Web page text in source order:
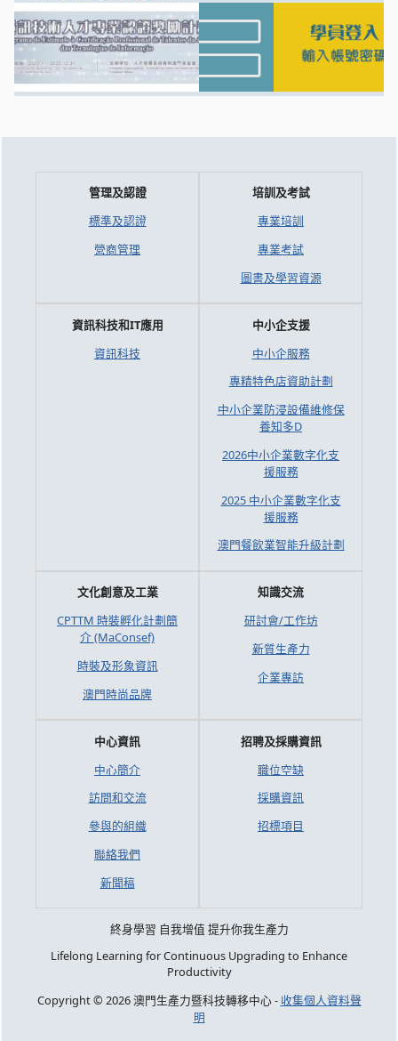
管理及認證
標準及認證
營商管理
培訓及考試
專業培訓
專業考試
圖書及學習資源
資訊科技和IT應用
資訊科技
中小企支援
中小企服務
專精特色店資助計劃
中小企業防浸設備維修保
養知多D
2026中小企業數字化支
援服務
2025 中小企業數字化支
援服務
澳門餐飲業智能升級計劃
文化創意及工業
CPTTM 時裝孵化計劃簡
介 (MaConsef)
時裝及形象資訊
澳門時尚品牌
知識交流
研討會/工作坊
新質生產力
企業專訪
中心資訊
中心簡介
訪問和交流
參與的組織
聯絡我們
新聞稿
招聘及採購資訊
職位空缺
採購資訊
招標項目
終身學習 自我增值 提升你我生產力
Lifelong Learning for Continuous Upgrading to Enhance
Productivity
Copyright © 2026 澳門生產力暨科技轉移中心 - 收集個人資料聲
明